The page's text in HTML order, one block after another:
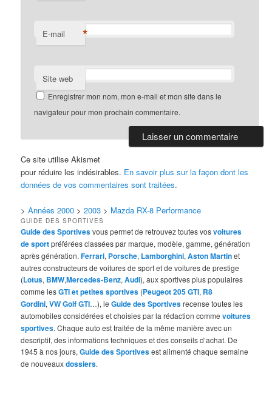
E-mail *
Site web
Enregistrer mon nom, mon e-mail et mon site dans le
navigateur pour mon prochain commentaire.
Ce site utilise Akismet
pour réduire les indésirables. En savoir plus sur la façon dont les
données de vos commentaires sont traitées.
>Années 2000 >2003 > Mazda RX-8 Performance
GUIDE DES SPORTIVES
Guide des Sportivesvous permet de retrouvez toutes vosvoitures
de sportpréférées classées par marque, modèle, gamme, génération
après génération.Ferrari, Porsche, Lamborghini,Aston Martinet
autres constructeurs de voitures de sport et de voitures de prestige
(Lotus, BMW,Mercedes-Benz,Audi), aux sportives plus populaires
comme lesGTI et petites sportives (Peugeot 205 GTI, R8
Gordini,VW Golf GTI…), leGuide des Sportivesrecense toutes les
automobiles considérées et choisies par la rédaction commevoitures
sportives. Chaque auto est traitée de la même manière avec un
descriptif, des informations techniques et des conseils d’achat. De
1945 à nos jours,Guide des Sportivesest alimenté chaque semaine
de nouveauxdossiers.